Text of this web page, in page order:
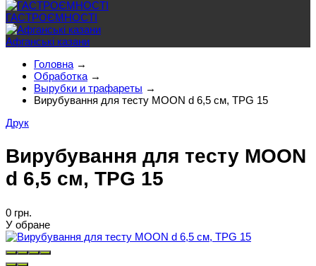
ГАСТРОЄМНОСТІ
Афганські казани
Головна →
Обработка →
Вырубки и трафареты →
Вирубування для тесту MOON d 6,5 см, TPG 15
Друк
Вирубування для тесту MOON
d 6,5 см, TPG 15
0 грн.
У обране